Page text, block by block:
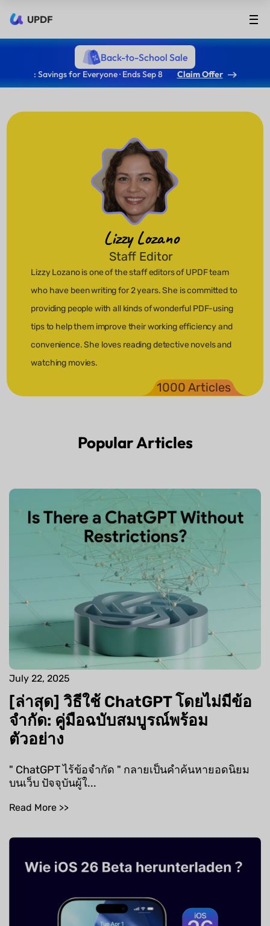
UPDF
Back-to-School Sale
: Savings for Everyone · Ends Sep 8 Claim Offer
Lizzy Lozano
Staff Editor
Lizzy Lozano is one of the staff editors of UPDF team
who have been writing for 2 years. She is committed to
providing people with all kinds of wonderful PDF-using
tips to help them improve their working efficiency and
convenience. She loves reading detective novels and
watching movies.
1000 Articles
PopularArticles
July 22, 2025
[ล่าสุด] วิธีใช้ ChatGPT โดยไม่มีข้อ
จำกัด: คู่มือฉบับสมบูรณ์พร้อม
ตัวอย่าง
" ChatGPT ไร้ข้อจำกัด " กลายเป็นคำค้นหายอดนิยม
บนเว็บ ปัจจุบันผู้ใ...
Read More >>